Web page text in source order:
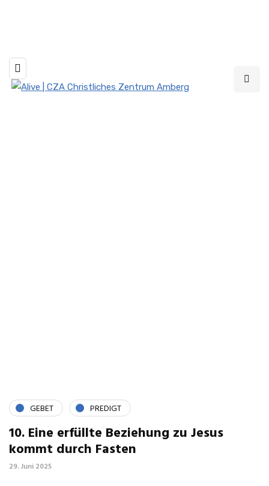
GEBET PREDIGT
10. Eine erfüllte Beziehung zu Jesus
kommt durch Fasten
29. Juni 2025